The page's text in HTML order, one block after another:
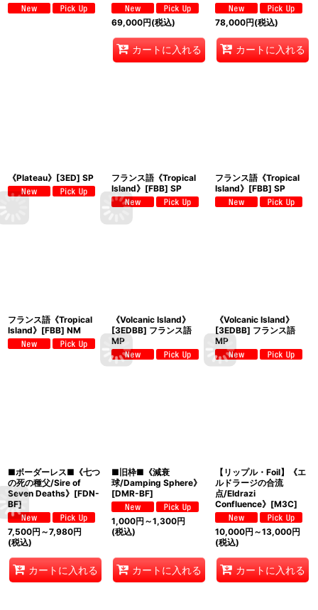
69,000円(税込)
カートに入れる
78,000円(税込)
カートに入れる
《Plateau》[3ED] SP
フランス語《Tropical
Island》[FBB] SP
フランス語《Tropical
Island》[FBB] SP
フランス語《Tropical
Island》[FBB] NM
《Volcanic Island》
[3EDBB] フランス語
MP
《Volcanic Island》
[3EDBB] フランス語
MP
■ボーダーレス■《七つ
の死の種父/Sire of
Seven Deaths》[FDN-
BF]
7,500円 ～7,980円
(税込)
カートに入れる
■旧枠■《減衰
球/Damping Sphere》
[DMR-BF]
1,000円 ～1,300円
(税込)
カートに入れる
【リップル・Foil】《エ
ルドラージの合流
点/Eldrazi
Confluence》[M3C]
10,000円 ～13,000円
(税込)
カートに入れる